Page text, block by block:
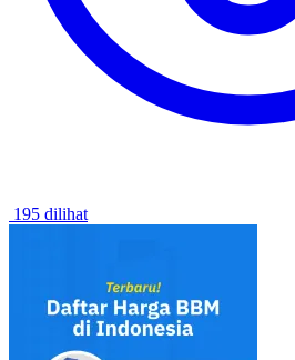
195 dilihat